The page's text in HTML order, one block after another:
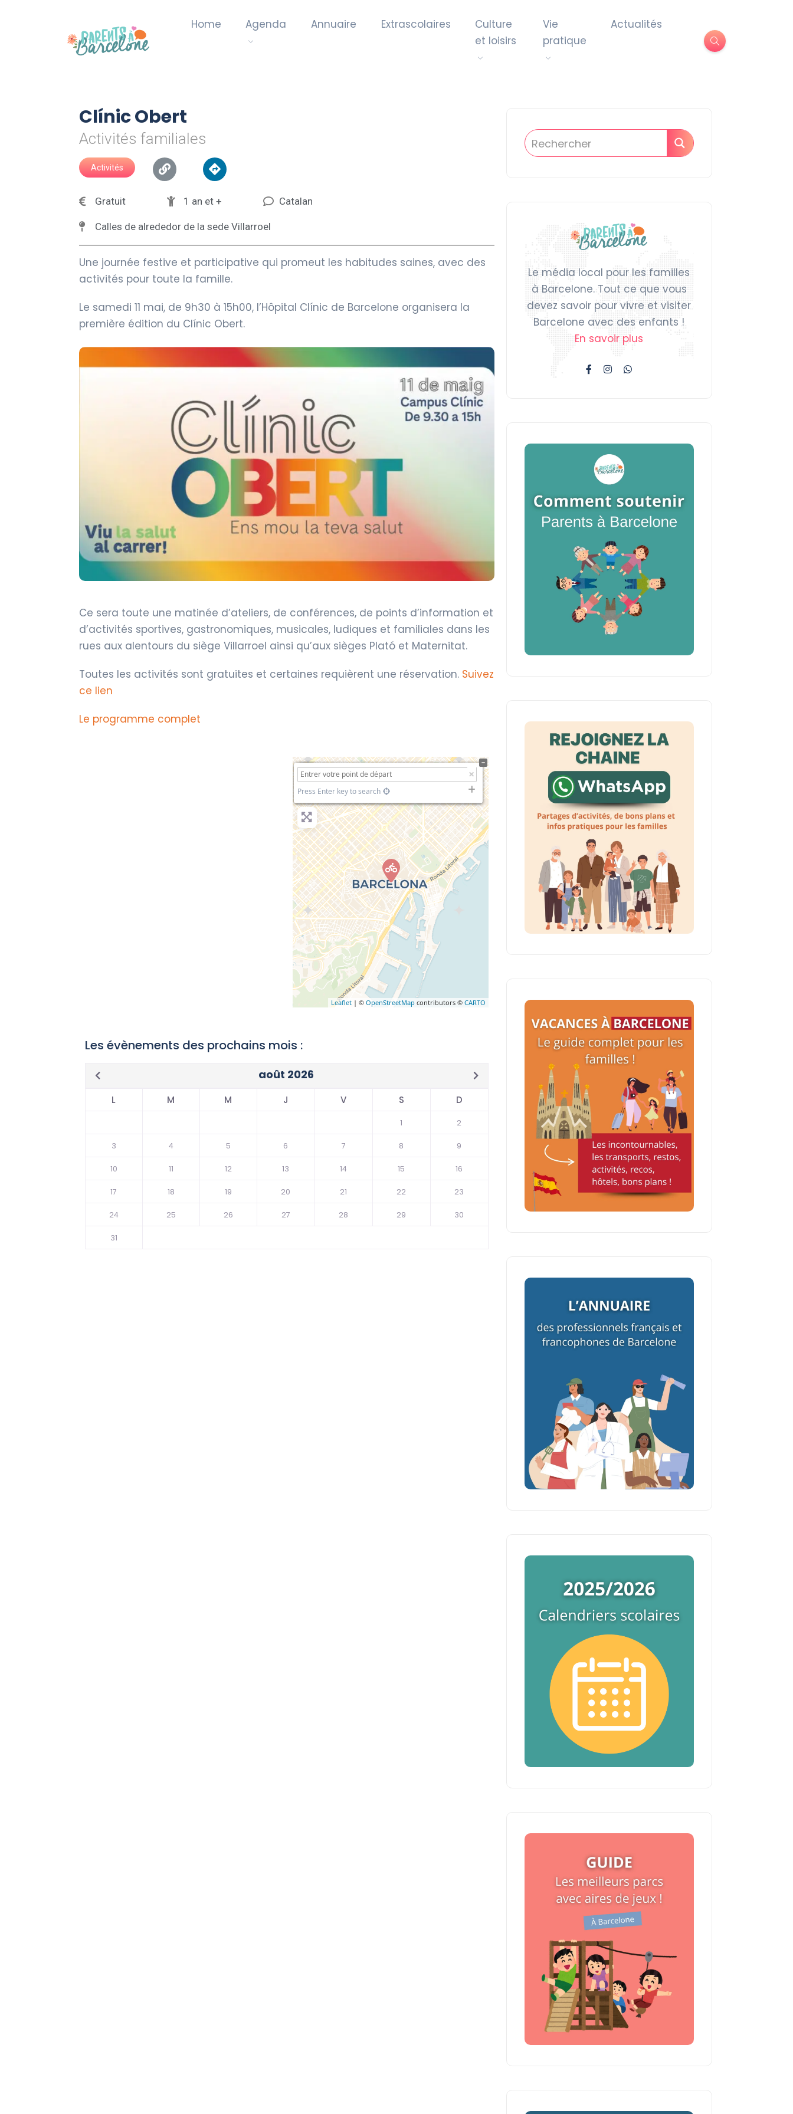
Home Agenda Annuaire Extrascolaires
Culture
et loisirs
Vie
pratique
Actualités
Clínic Obert
Activités familiales
Activités
Gratuit 1 an et + Catalan
Calles de alrededor de la sede Villarroel
Une journée festive et participative qui promeut les habitudes saines, avec des
activités pour toute la famille.
Le samedi 11 mai, de 9h30 à 15h00, l’Hôpital Clínic de Barcelone organisera la
première édition du Clínic Obert.
Ce sera toute une matinée d’ateliers, de conférences, de points d’information et
d’activités sportives, gastronomiques, musicales, ludiques et familiales dans les
rues aux alentours du siège Villarroel ainsi qu’aux sièges Plató et Maternitat.
Toutes les activités sont gratuites et certaines requièrent une réservation. Suivez
ce lien
Le programme complet
+
−
Press Enter key to search
Leaflet| © OpenStreetMap contributors © CARTO
Les évènements des prochains mois :
août 2026
L M M J V S D
1 2
3 4 5 6 7 8 9
10 11 12 13 14 15 16
17 18 19 20 21 22 23
24 25 26 27 28 29 30
31
Le média local pour les familles
à Barcelone. Tout ce que vous
devez savoir pour vivre et visiter
Barcelone avec des enfants !
En savoir plus